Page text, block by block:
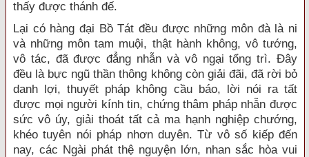
thấy được thánh đế.
Lại có hàng đại Bồ Tát đều được những môn đà là ni
và những môn tam muội, thật hành không, vô tướng,
vô tác, đã được đẳng nhẫn và vô ngại tổng trì. Đây
đều là bực ngũ thần thông không còn giải đãi, đã rời bỏ
danh lợi, thuyết pháp không cầu báo, lời nói ra tất
được mọi người kính tin, chứng thâm pháp nhẫn được
sức vô úy, giải thoát tất cả ma hạnh nghiệp chướng,
khéo tuyên nói pháp nhơn duyên. Từ vô số kiếp đến
nay, các Ngài phát thệ nguyện lớn, nhan sắc hòa vui